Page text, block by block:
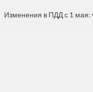
Изменения в ПДД с 1 мая: